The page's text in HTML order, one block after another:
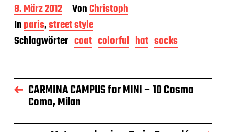
B
e
i
t
r
s
d
u
8. März 2012 VonChristoph
Inparis,street style
Schlagwörter coat colorful hat socks
CARMINA CAMPUS for MINI – 10 Cosmo
Como, Milan